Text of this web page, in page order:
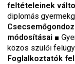
feltételeinek
diplomás
módosításai ■
közös szülői
Foglalkoztatók